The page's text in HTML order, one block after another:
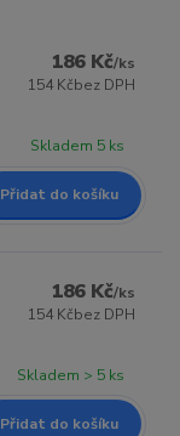
186 Kč/ks
154 Kčbez DPH
Skladem 5 ks
Přidat do košíku
186 Kč/ks
154 Kčbez DPH
Skladem > 5 ks
Přidat do košíku